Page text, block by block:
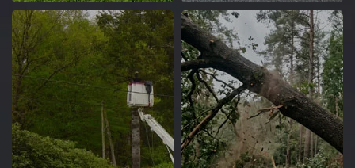
Paysagiste 18
Artisan paysagiste 18
Cher tel: 02.52.56.49.40
Pose et
changement
grillage et clôture
18